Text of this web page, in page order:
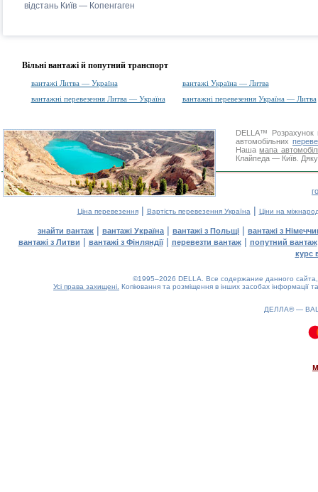
відстань Київ — Копенгаген
Вільні вантажі й попутний транспорт
вантажі Литва — Україна
вантажі Україна — Литва
вантажні перевезення Литва — Україна
вантажні перевезення Україна — Литва
DELLA™
Розрахунок
автомобільних
Нашамапа
Клайпеда — Київ.
Ціна перевезення| Вартість перевезення Україна | Ціни на
знайти вантаж | вантажі Україна | вантажі з Польщі | вантажі з
вантажі з Литви | вантажі з Фінляндії| перевезти вантаж| попутний вантаж
курс
©1995–2026 DELLA. Все содержание данного
Усі права захищені. Копіювання та розміщення в інших засобах інформації
ДЕЛЛА® —